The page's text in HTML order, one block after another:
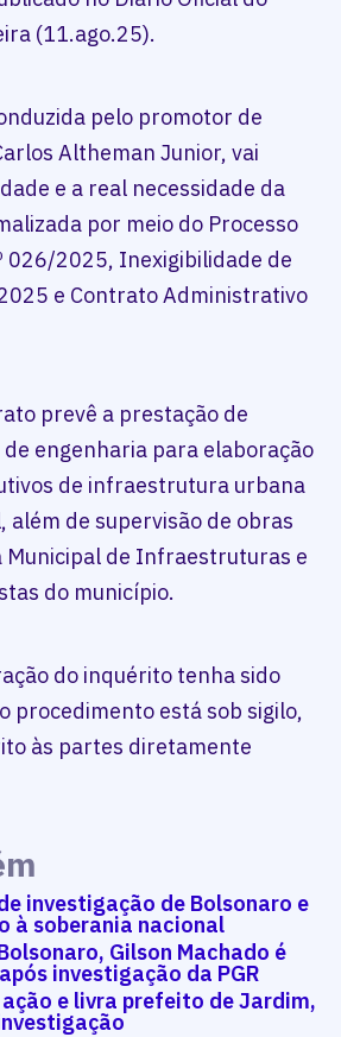
(11.ago.25).
pelo promotor de
Altheman Junior, vai
e a real necessidade da
por meio do Processo
026/2025, Inexigibilidade de
e Contrato Administrativo
prevê a prestação de
engenharia para elaboração
de infraestrutura urbana
além de supervisão de obras
Municipal de Infraestruturas e
do município.
do inquérito tenha sido
procedimento está sob sigilo,
às partes diretamente
investigação de Bolsonaro e
à soberania nacional
Gilson Machado é
investigação da PGR
ação e livra prefeito de Jardim,